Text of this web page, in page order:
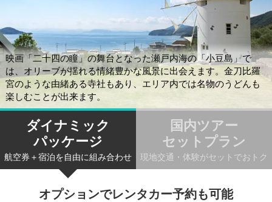
映画「二十四の瞳」の舞台となった瀬戸内海の「小豆島」で
は、オリーブが揺れる情緒豊かな風景に出会えます。金刀比羅
宮のような由緒ある寺社もあり、エリア内では名物のうどんも
楽しむことが出来ます。
ダイナミック
パッケージ
航空券＋宿泊を自由に組み合わせ
国内ツアー
セットプラン
現地交通・体験がセットでおトク
オプションでレンタカー予約も可能